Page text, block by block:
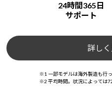
24時間365日
サポート
詳し
※1 一部モデルは海外製造も行っ
※2 平均時間。状況によっては